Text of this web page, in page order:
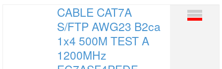
CABLE CAT7A
S/FTP AWG23 B2ca
1x4 500M TEST A
1200MHz